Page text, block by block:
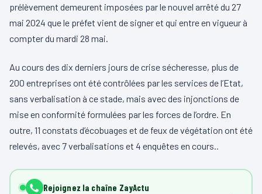
prélèvement demeurent imposées par le nouvel arrêté du 27
mai 2024 que le préfet vient de signer et qui entre en vigueur à
compter du mardi 28 mai.
Au cours des dix derniers jours de crise sécheresse, plus de
200 entreprises ont été contrôlées par les services de l’Etat,
sans verbalisation à ce stade, mais avec des injonctions de
mise en conformité formulées par les forces de l’ordre. En
outre, 11 constats d’écobuages et de feux de végétation ont été
relevés, avec 7 verbalisations et 4 enquêtes en cours..
Rejoignez la chaîne ZayActu